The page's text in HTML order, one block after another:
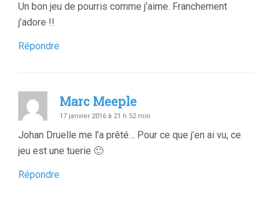
Un bon jeu de pourris comme j’aime. Franchement
j’adore !!
Répondre
Marc Meeple
17 janvier 2016 à 21 h 52 min
Johan Druelle me l’a prêté… Pour ce que j’en ai vu, ce
jeu est une tuerie 🙂
Répondre